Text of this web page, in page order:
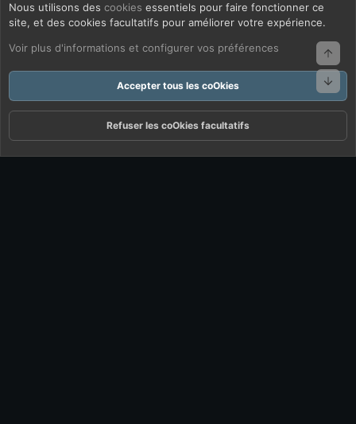
Nous utilisons des cookies essentiels pour faire fonctionner ce
site, et des cookies facultatifs pour améliorer votre expérience.
Voir plus d'informations et configurer vos préférences
Accepter tous les coOkies
Refuser les coOkies facultatifs